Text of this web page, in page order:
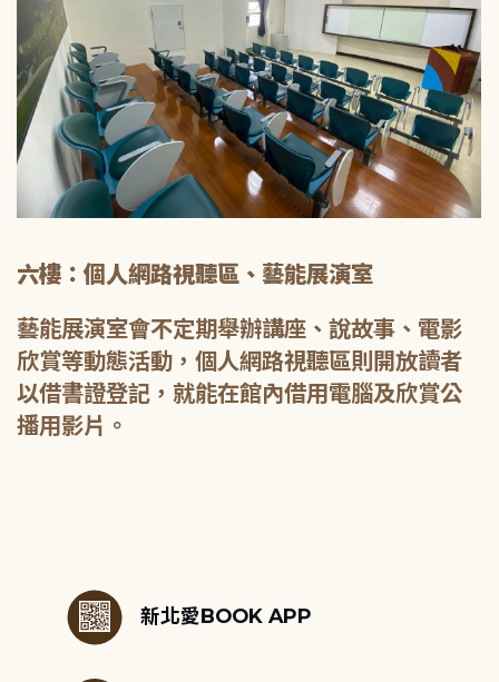
六樓：個人網路視聽區、藝能展演室
藝能展演室會不定期舉辦講座、說故事、電影
欣賞等動態活動，個人網路視聽區則開放讀者
以借書證登記，就能在館內借用電腦及欣賞公
播用影片。
新北愛BOOK APP